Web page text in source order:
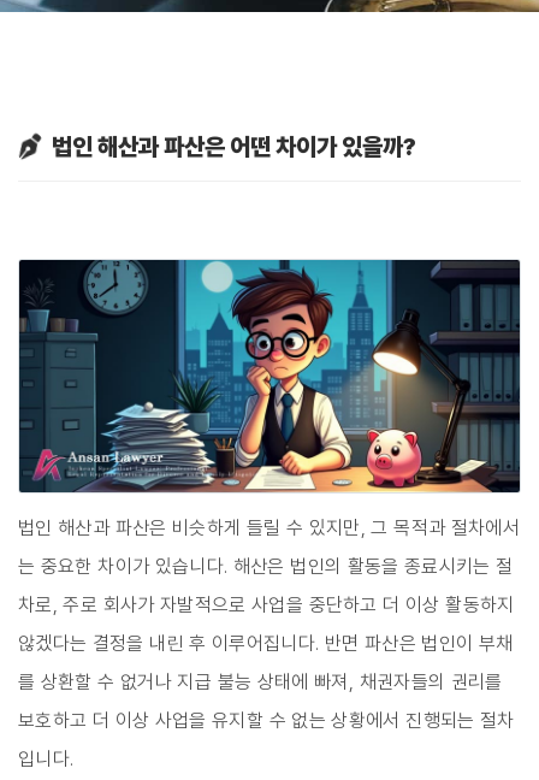
법인 해산과 파산은 어떤 차이가 있을까?
법인 해산과 파산은 비슷하게 들릴 수 있지만, 그 목적과 절차에서
는 중요한 차이가 있습니다. 해산은 법인의 활동을 종료시키는 절
차로, 주로 회사가 자발적으로 사업을 중단하고 더 이상 활동하지
않겠다는 결정을 내린 후 이루어집니다. 반면 파산은 법인이 부채
를 상환할 수 없거나 지급 불능 상태에 빠져, 채권자들의 권리를
보호하고 더 이상 사업을 유지할 수 없는 상황에서 진행되는 절차
입니다.